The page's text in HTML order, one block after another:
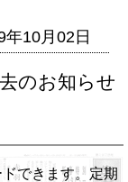
年10月02日
のお知らせ
できます。定期